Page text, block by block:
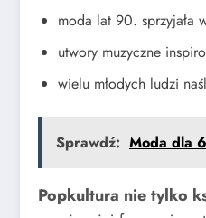
moda lat 90. sprzyjała
utwory muzyczne
wielu młodych ludzi
Sprawdź: Moda dla
Popkultura nie tylko